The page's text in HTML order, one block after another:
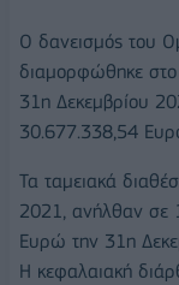
Ο δανεισμός του
διαμορφώθηκε
31η Δεκεμβρίου
30.677.338,54
Τα ταμειακά
2021, ανήλθαν σε
Ευρώ την 31η
Η κεφαλαιακή